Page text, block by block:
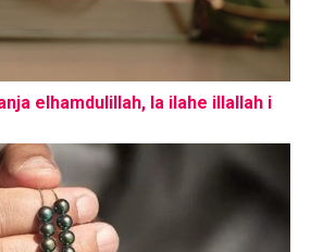
elhamdulillah, la ilahe illallah i